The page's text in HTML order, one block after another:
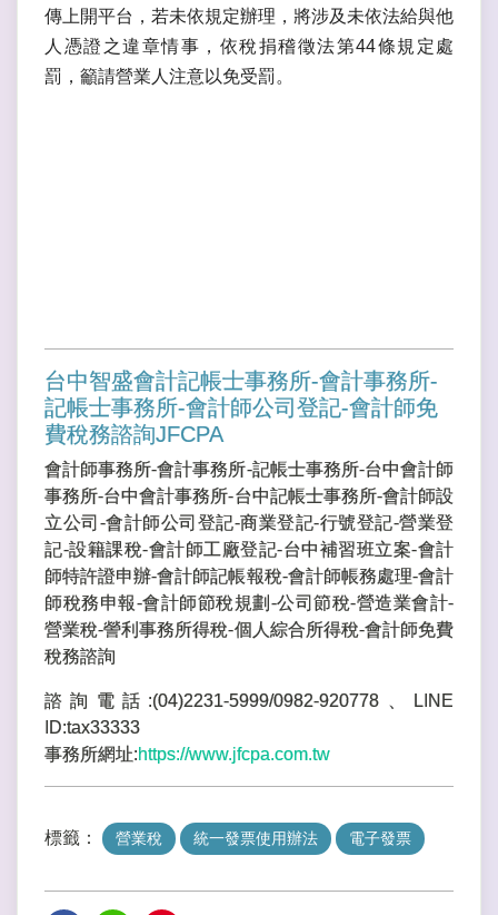
傳上開平台，若未依規定辦理，將涉及未依法給與他
人憑證之違章情事，依稅捐稽徵法第44條規定處
罰，籲請營業人注意以免受罰。
台中智盛會計記帳士事務所-會計事務所-
記帳士事務所-會計師公司登記-會計師免
費稅務諮詢JFCPA
會計師事務所-會計事務所-記帳士事務所-台中會計師
事務所-台中會計事務所-台中記帳士事務所-會計師設
立公司-會計師公司登記-商業登記-行號登記-營業登
記-設籍課稅-會計師工廠登記-台中補習班立案-會計
師特許證申辦-會計師記帳報稅-會計師帳務處理-會計
師稅務申報-會計師節稅規劃-公司節稅-營造業會計-
營業稅-謍利事務所得稅-個人綜合所得稅-會計師免費
稅務諮詢
諮詢電話:(04)2231-5999/0982-920778、LINE
ID:tax33333
事務所網址:https://www.jfcpa.com.tw
標籤： 營業稅 統一發票使用辦法 電子發票